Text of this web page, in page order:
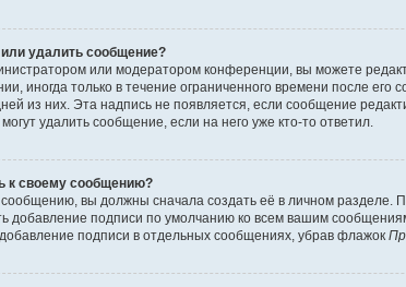
удалить сообщение?
или модератором конференции, вы можете
иногда только в течение ограниченного времени после
из них. Эта надпись не появляется, если сообщение
удалить сообщение, если на него уже кто-то ответил.
к своему сообщению?
вы должны сначала создать её в личном разделе.
добавление подписи по умолчанию ко всем вашим
подписи в отдельных сообщениях, убрав флажок